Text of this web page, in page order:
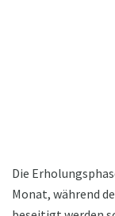
Die
Monat, während